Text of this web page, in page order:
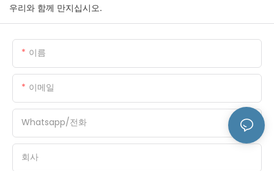
우리와 함께 만지십시오.
이름
이메일
Whatsapp/전화
회사